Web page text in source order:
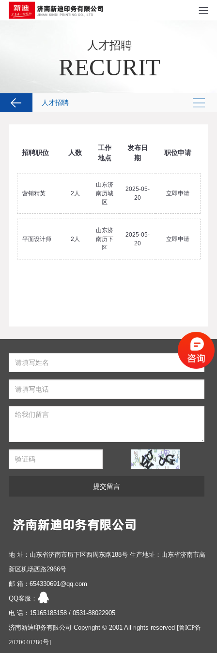
人才招聘
RECURIT
人才招聘
招聘职位 人数
工作
地点
发布日
期
职位申请
营销精英 2人
山东济
南历城
区
2025-05-
20
立即申请
平面设计师 2人
山东济
南历下
区
2025-05-
20
立即申请
提交留言
地 址：山东省济南市历下区西周东路188号 生产地址：山东省济南市高
新区机场西路2966号
邮 箱：654330691@qq.com
QQ客服：
电 话：15165185158 / 0531-88022905
济南新迪印务有限公司 Copyright © 2001 All rights reserved [鲁ICP备
2020040280号]